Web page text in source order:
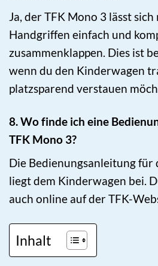
Ja, der TFK Mono 3 lässt
Handgriffen einfach und
zusammenklappen. Dies ist
wenn du den Kinderwagen
platzsparend verstauen
8. Wo finde ich eine
TFK Mono 3?
Die Bedienungsanleitung für
liegt dem Kinderwagen bei.
auch online auf der TFK-
Inhalt